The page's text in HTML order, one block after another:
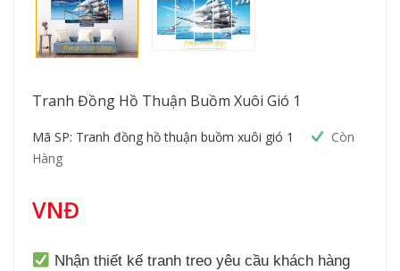
Tranh Đồng Hồ Thuận Buồm Xuôi Gió 1
Mã SP: Tranh đồng hồ thuận buồm xuôi gió 1
Còn
Hàng
VNĐ
Nhận thiết kế tranh treo yêu cầu khách hàng